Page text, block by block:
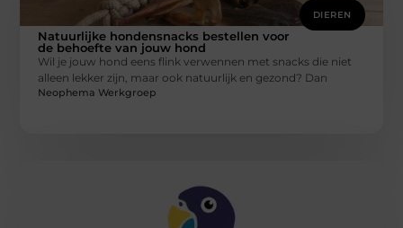
DIEREN
Natuurlijke hondensnacks bestellen voor
de behoefte van jouw hond
Wil je jouw hond eens flink verwennen met snacks die niet
alleen lekker zijn, maar ook natuurlijk en gezond? Dan
Neophema Werkgroep